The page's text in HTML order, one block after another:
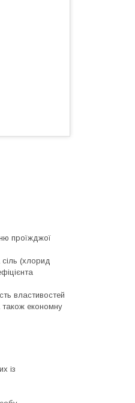
проїжджої
(хлорид
властивостей
також економну
із